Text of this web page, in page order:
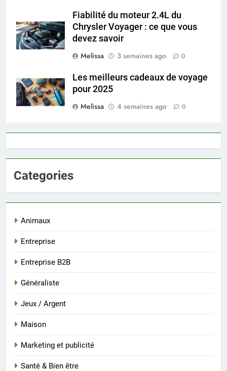
Fiabilité du moteur 2.4L du
Chrysler Voyager : ce que vous
devez savoir
Melissa
3 semaines ago 0
Les meilleurs cadeaux de voyage
pour 2025
Melissa
4 semaines ago 0
Categories
Animaux
Entreprise
Entreprise B2B
Généraliste
Jeux / Argent
Maison
Marketing et publicité
Santé & Bien être